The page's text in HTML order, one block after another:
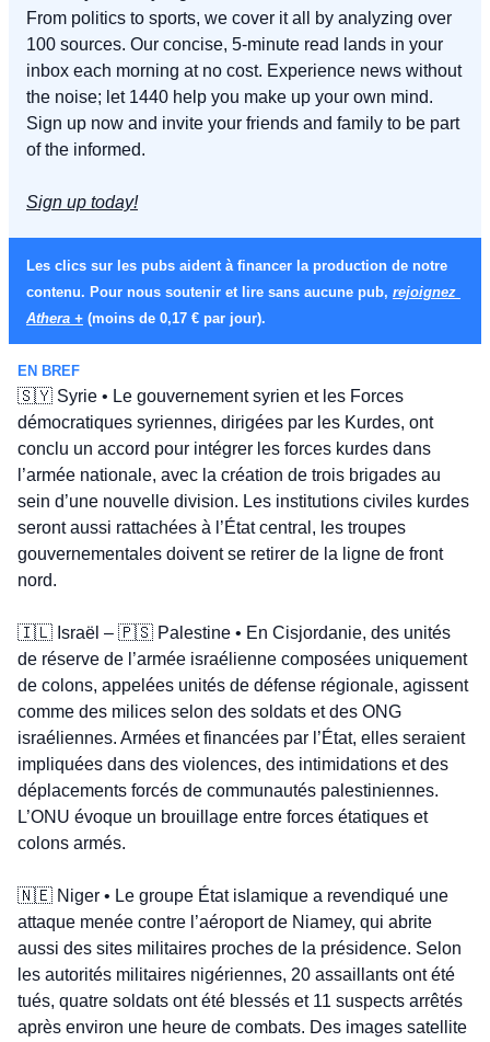
From politics to sports, we cover it all by analyzing over
100 sources. Our concise, 5-minute read lands in your
inbox each morning at no cost. Experience news without
the noise; let 1440 help you make up your own mind.
Sign up now and invite your friends and family to be part
of the informed.
Sign up today!
Les clics sur les pubs aident à financer la production de notre
contenu. Pour nous soutenir et lire sans aucune pub, rejoignez
Athera + (moins de 0,17 € par jour).
EN BREF
🇸🇾 Syrie • Le gouvernement syrien et les Forces
démocratiques syriennes, dirigées par les Kurdes, ont
conclu un accord pour intégrer les forces kurdes dans
l’armée nationale, avec la création de trois brigades au
sein d’une nouvelle division. Les institutions civiles kurdes
seront aussi rattachées à l’État central, les troupes
gouvernementales doivent se retirer de la ligne de front
nord.
🇮🇱 Israël – 🇵🇸 Palestine • En Cisjordanie, des unités
de réserve de l’armée israélienne composées uniquement
de colons, appelées unités de défense régionale, agissent
comme des milices selon des soldats et des ONG
israéliennes. Armées et financées par l’État, elles seraient
impliquées dans des violences, des intimidations et des
déplacements forcés de communautés palestiniennes.
L’ONU évoque un brouillage entre forces étatiques et
colons armés.
🇳🇪 Niger • Le groupe État islamique a revendiqué une
attaque menée contre l’aéroport de Niamey, qui abrite
aussi des sites militaires proches de la présidence. Selon
les autorités militaires nigériennes, 20 assaillants ont été
tués, quatre soldats ont été blessés et 11 suspects arrêtés
après environ une heure de combats. Des images satellite